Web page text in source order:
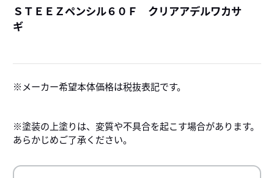
ＳＴＥＥＺペンシル６０Ｆ クリアアデルワカサ
ギ
メーカー希望本体価格は税抜表記です。
※塗装の上塗りは、変質や不具合を起こす場合があります。
あらかじめご了承ください。